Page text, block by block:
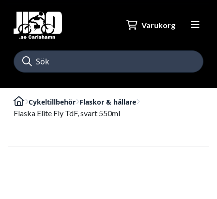
Varukorg
Cykeltillbehör Flaskor & hållare
Flaska Elite Fly TdF, svart 550ml